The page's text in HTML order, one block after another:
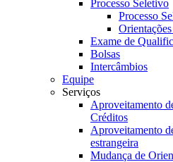
Processo Seletivo
Processo
Exame de
Bolsas
Intercâmbios
Equipe
Serviços
Aproveitamento
Créditos
Aproveitamento
estrangeira
Mudança de